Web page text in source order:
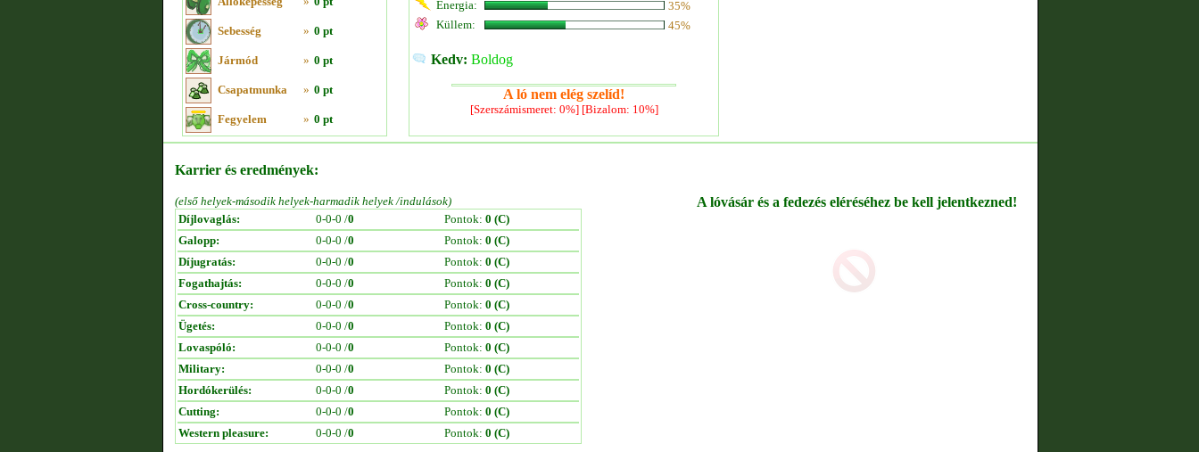
Sebesség » 0 pt
Jármód » 0 pt
Csapatmunka » 0 pt
Fegyelem » 0 pt
Energia:
35%
Küllem:
45%
Kedv: Boldog
A ló nem elég szelíd!
[Szerszámismeret: 0%] [Bizalom: 10%]
Karrier és eredmények:
(első helyek-második helyek-harmadik helyek /indulások)
Díjlovaglás:
0-0-0 /0 Pontok: 0 (C)
Galopp:
0-0-0 /0 Pontok: 0 (C)
Díjugratás:
0-0-0 /0 Pontok: 0 (C)
Fogathajtás:
0-0-0 /0 Pontok: 0 (C)
Cross-country:
0-0-0 /0 Pontok: 0 (C)
Ügetés:
0-0-0 /0 Pontok: 0 (C)
Lovaspóló:
0-0-0 /0 Pontok: 0 (C)
Military:
0-0-0 /0 Pontok: 0 (C)
Hordókerülés:
0-0-0 /0 Pontok: 0 (C)
Cutting:
0-0-0 /0 Pontok: 0 (C)
Western pleasure:
0-0-0 /0 Pontok: 0 (C)
A lóvásár és a fedezés eléréséhez be kell jelentkezned!